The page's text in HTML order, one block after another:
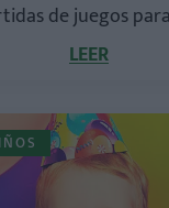
de juegos
LEER